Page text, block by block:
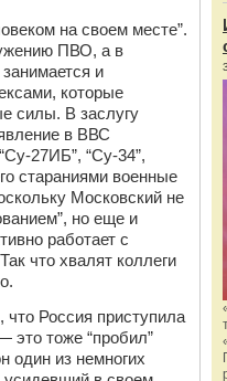
на своем месте”.
ПВО, а в
и
которые
силы. В заслугу
в ВВС
27ИБ”, “Су-34”,
стараниями военные
Московский не
но еще и
работает с
что хвалят коллеги
что Россия приступила
это тоже “пробил”
один из немногих